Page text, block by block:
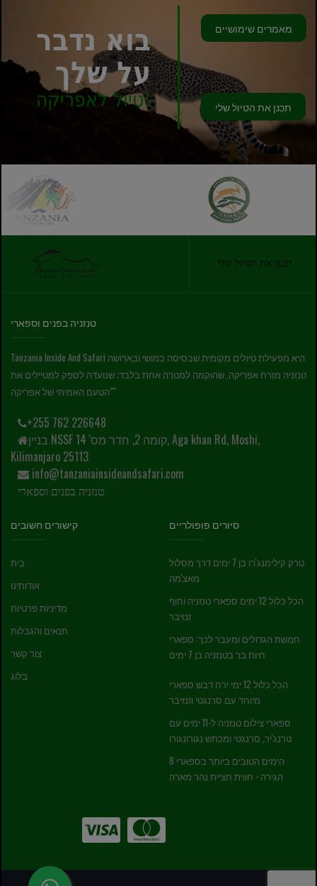
בוא נדבר
על שלך
טיול לאפריקה!
מאמרים שימושיים
תכנן את הטיול שלי
תכנן את הטיול שלי
טנזניה בפנים וספארי
Tanzania Inside And Safari היא מפעילת טיולים מקומית שבסיסה במושי ובארושה
טנזניה מזרח אפריקה, שהוקמה למטרה אחת בלבד; שנועדה לספק למטיילים את
"הטעם האמיתי של אפריקה"
+255 762 226648
בניין NSSF קומה 2, חדר מס' 14, Aga khan Rd, Moshi,
Kilimanjaro 25113
info@tanzaniainsideandsafari.com
טנזניה בפנים וספארי
קישורים חשובים
בַּיִת
אודותינו
מדיניות פרטיות
תנאים והגבלות
צור קשר
בלוג
סיורים פופולריים
טרק קילימנג'רו בן 7 ימים דרך מסלול
מאצ'מה
הכל כלול 12 ימים ספארי טנזניה וחוף
זנזיבר
חמשת הגדולים ומעבר לכך: ספארי
חיות בר בטנזניה בן 7 ימים
הכל כלול 12 ימי ירח דבש ספארי
מיוחד עם סרנגטי וזנזיבר
ספארי צילום טנזניה ל-11 ימים עם
טרנג'יר, סרנגטי ומכתש נגורונגורו
8 הימים הטובים ביותר בספארי
הגירה - חווית חציית נהר מארה